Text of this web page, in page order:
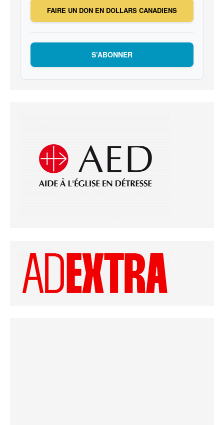
FAIRE UN DON EN DOLLARS CANADIENS
S’ABONNER